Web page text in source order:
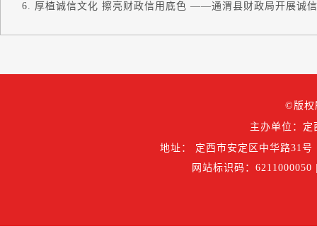
厚植诚信文化 擦亮财政信用底色 ——通渭县财政局开展诚
©版权
主办单位：定
地址： 定西市安定区中华路31号
网站标识码：